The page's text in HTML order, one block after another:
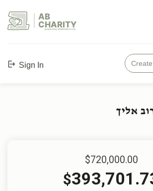
AB
CHARITY
powerd by ahblicklive.com
Sign In
אליך
$720,000.00
$